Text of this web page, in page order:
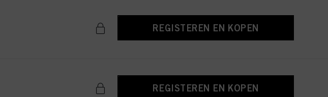
REGISTEREN EN KOPEN
REGISTEREN EN KOPEN